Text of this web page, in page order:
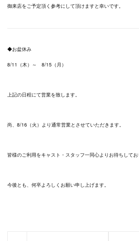
御来店をご予定頂く参考にして頂けますと幸いです。
◆お盆休み
8/11（木）～ 8/15（月）
上記の日程にて営業を致します。
尚、8/16（火）より通常営業とさせていただきます。
皆様のご利用をキャスト・スタッフ一同心よりお待ちしてお
今後とも、何卒よろしくお願い申し上げます。